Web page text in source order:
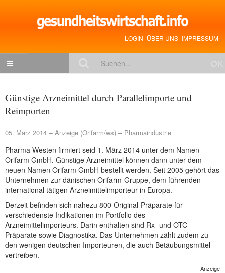
LOGIN ÜBER UNS IMPRESSUM
Gesundheitspolitik
Medizin & Pharma
Gesundheit
Jobs & Karriere
Mitglieder-Beiträge
NEUER BEITRAG
Günstige Arzneimittel durch Parallelimporte und
Reimporten
05. März 2014 Anzeige (Orifarm/ws) Pharmaindustrie
Pharma Westen firmiert seid 1. März 2014 unter dem Namen
Orifarm GmbH. Günstige Arzneimittel können dann unter dem
neuen Namen Orifarm GmbH bestellt werden. Seit 2005 gehört das
Unternehmen zur dänischen Orifarm-Gruppe, dem führenden
international tätigen Arzneimittelimporteur in Europa.
Derzeit befinden sich nahezu 800 Original-Präparate für
verschiedenste Indikationen im Portfolio des
Arzneimittelimporteurs. Darin enthalten sind Rx- und OTC-
Präparate sowie Diagnostika. Das Unternehmen zählt zudem zu
den wenigen deutschen Importeuren, die auch Betäubungsmittel
vertreiben.
Anzeige